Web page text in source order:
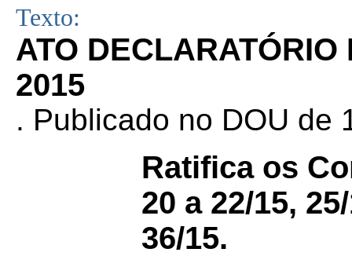
Texto:
ATO DECLARATÓRIO
2015
. Publicado no DOU de
Ratifica os
20 a 22/15,
36/15.